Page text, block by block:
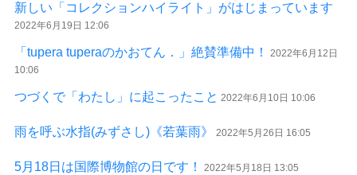
新しい「コレクションハイライト」がはじまっています
2022年6月19日 12:06
「tupera tuperaのかおてん．」絶賛準備中！
2022年6月12日
10:06
つづくで「わたし」に起こったこと 2022年6月10日 10:06
雨を呼ぶ水指(みずさし)《若葉雨》 2022年5月26日 16:05
5月18日は国際博物館の日です！ 2022年5月18日 13:05